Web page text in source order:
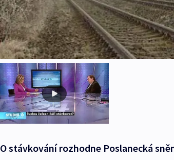
O stávkování rozhodne Poslanecká